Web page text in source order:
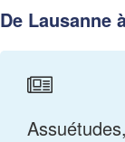
De Lausanne